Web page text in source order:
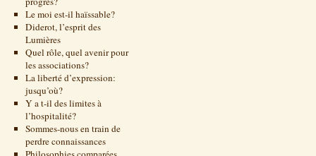
Le moi est-il haïssable?
Diderot, l’esprit des
Lumières
Quel rôle, quel avenir pour
les associations?
La liberté d’expression:
jusqu’où?
Y a t-il des limites à
l’hospitalité?
Sommes-nous en train de
perdre connaissances